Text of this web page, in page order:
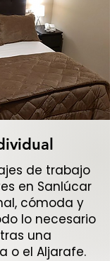
de trabajo
en Sanlúcar
cómoda y
lo necesario
una
o el Aljarafe.